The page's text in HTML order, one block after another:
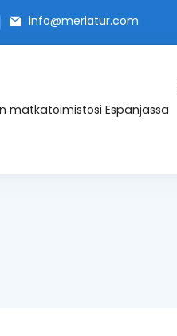
info@meriatur.com
matkatoimistosi Espanjassa